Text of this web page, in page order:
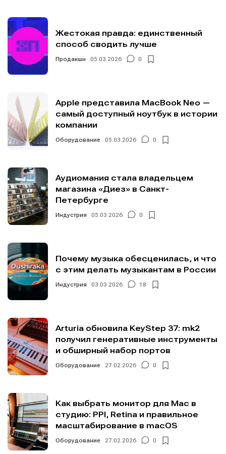
Жестокая правда: единственный
способ сводить лучше
Продакшн 05.03.2026 0
Apple представила MacBook Neo —
самый доступный ноутбук в истории
компании
Оборудование 05.03.2026 0
Аудиомания стала владельцем
магазина «Диез» в Санкт-
Петербурге
Индустрия 05.03.2026 0
Почему музыка обесценилась, и что
с этим делать музыкантам в России
Индустрия 03.03.2026 18
Arturia обновила KeyStep 37: mk2
получил генеративные инструменты
и обширный набор портов
Оборудование 27.02.2026 0
Как выбрать монитор для Mac в
студию: PPI, Retina и правильное
масштабирование в macOS
Оборудование 27.02.2026 0